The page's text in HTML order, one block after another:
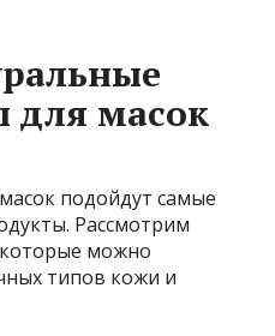
для масок
подойдут самые
Рассмотрим
можно
типов кожи и